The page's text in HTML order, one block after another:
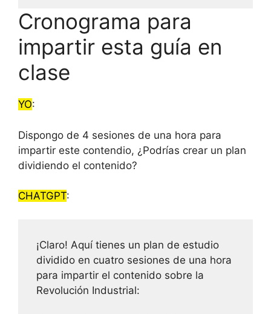
Cronograma para
impartir esta guía en
clase
YO:
Dispongo de 4 sesiones de una hora para
impartir este contendio, ¿Podrías crear un plan
dividiendo el contenido?
CHATGPT:
¡Claro! Aquí tienes un plan de estudio
dividido en cuatro sesiones de una hora
para impartir el contenido sobre la
Revolución Industrial: